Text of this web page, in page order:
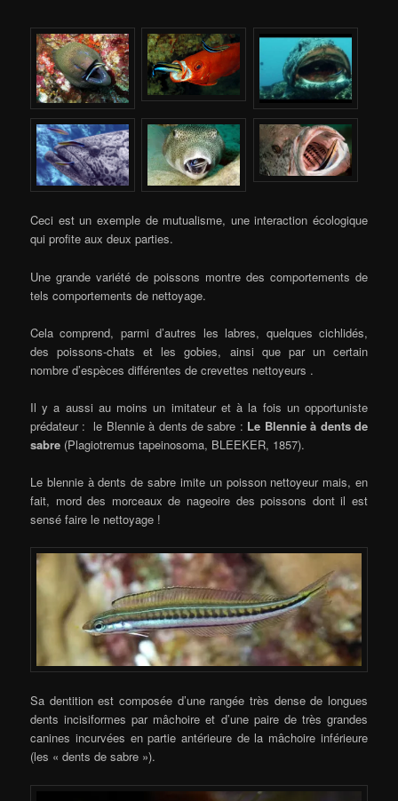
Ceci est un exemple de mutualisme, une interaction écologique
qui profite aux deux parties.
Une grande variété de poissons montre des comportements de
tels comportements de nettoyage.
Cela comprend, parmi d’autres les labres, quelques cichlidés,
des poissons-chats et les gobies, ainsi que par un certain
nombre d’espèces différentes de crevettes nettoyeurs .
Il y a aussi au moins un imitateur et à la fois un opportuniste
prédateur : le Blennie à dents de sabre : Le Blennie à dents de
sabre (Plagiotremus tapeinosoma, BLEEKER, 1857).
Le blennie à dents de sabre imite un poisson nettoyeur mais, en
fait, mord des morceaux de nageoire des poissons dont il est
sensé faire le nettoyage !
Sa dentition est composée d’une rangée très dense de longues
dents incisiformes par mâchoire et d’une paire de très grandes
canines incurvées en partie antérieure de la mâchoire inférieure
(les « dents de sabre »).